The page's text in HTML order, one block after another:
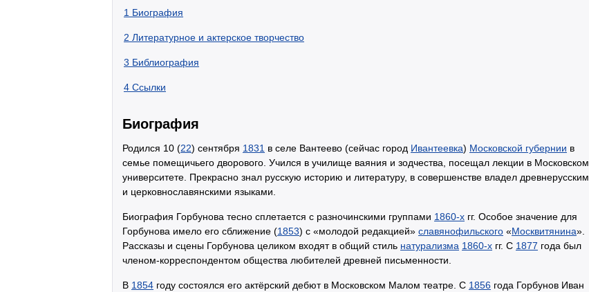
1 Биография
2 Литературное и актерское творчество
3 Библиография
4 Ссылки
Биография
Родился 10 (22) сентября 1831 в селе Вантеево (сейчас город Ивантеевка) Московской губернии в
семье помещичьего дворового. Учился в училище ваяния и зодчества, посещал лекции в Московском
университете. Прекрасно знал русскую историю и литературу, в совершенстве владел древнерусским
и церковнославянскими языками.
Биография Горбунова тесно сплетается с разночинскими группами 1860-х гг. Особое значение для
Горбунова имело его сближение (1853) с «молодой редакцией» славянофильского «Москвитянина».
Рассказы и сцены Горбунова целиком входят в общий стиль натурализма 1860-х гг. С 1877 года был
членом-корреспондентом общества любителей древней письменности.
В 1854 году состоялся его актёрский дебют в Московском Малом театре. С 1856 года Горбунов Иван